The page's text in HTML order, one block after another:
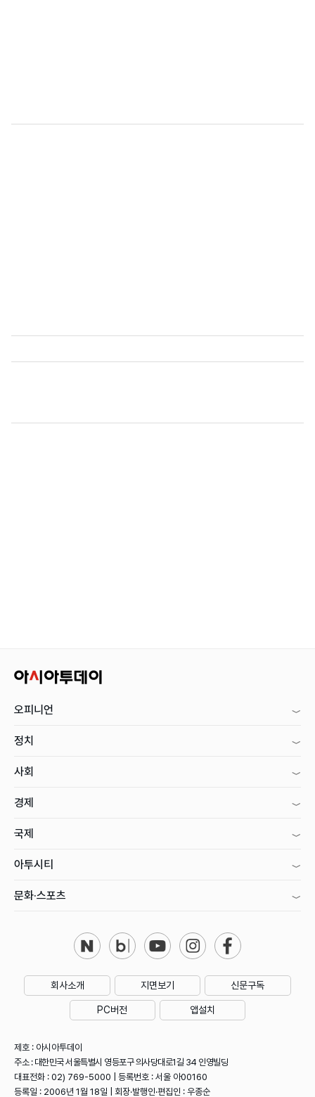
오피니언
정치
사회
경제
국제
아투시티
문화·스포츠
회사소개 지면보기 신문구독
PC버전 앱설치
제호 : 아시아투데이
주소 : 대한민국 서울특별시 영등포구 의사당대로1길 34 인영빌딩
대표전화 : 02) 769-5000 | 등록번호 : 서울 아00160
등록일 : 2006년 1월 18일 | 회장·발행인·편집인 : 우종순